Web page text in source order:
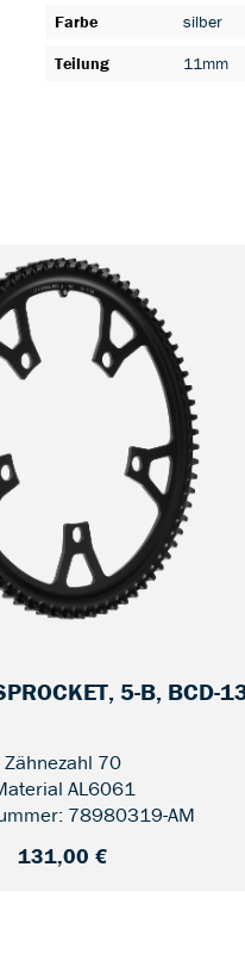
Farbe
silber
Teilung
11mm
5-B, BCD-
Zähnezahl 70
AL6061
78980319-AM
131,00 €